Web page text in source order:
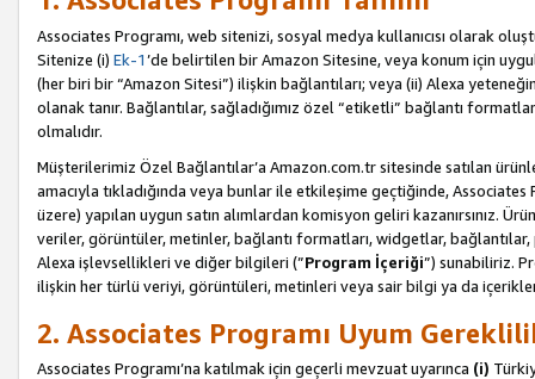
Associates Programı, web sitenizi, sosyal medya kullanıcısı olarak
Sitenize (i) Ek-1’de belirtilen bir Amazon Sitesine, veya konum için
(her biri bir “Amazon Sitesi”) ilişkin bağlantıları; veya (ii) Alexa
olanak tanır. Bağlantılar, sağladığımız özel “etiketli” bağlantı
olmalıdır.
Müşterilerimiz Özel Bağlantılar’a Amazon.com.tr sitesinde satılan
amacıyla tıkladığında veya bunlar ile etkileşime geçtiğinde,
üzere) yapılan uygun satın alımlardan komisyon geliri kazanırsınız.
veriler, görüntüler, metinler, bağlantı formatları, widgetlar,
Alexa işlevsellikleri ve diğer bilgileri (”Program İçeriği”) sunabiliriz.
ilişkin her türlü veriyi, görüntüleri, metinleri veya sair bilgi ya da içerikleri
2. Associates Programı Uyum
Associates Programı’na katılmak için geçerli mevzuat uyarınca (i)